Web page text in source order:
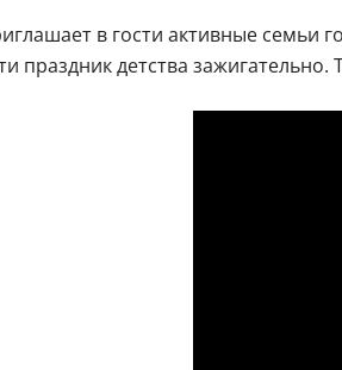
в гости активные семьи
праздник детства